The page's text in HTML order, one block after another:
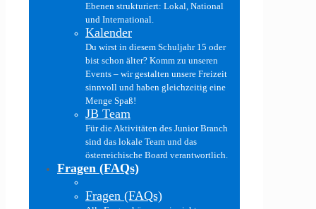
Ebenen strukturiert: Lokal, National
und International.
Kalender
Du wirst in diesem Schuljahr 15 oder
bist schon älter? Komm zu unseren
Events – wir gestalten unsere Freizeit
sinnvoll und haben gleichzeitig eine
Menge Spaß!
JB Team
Für die Aktivitäten des Junior Branch
sind das lokale Team und das
österreichische Board verantwortlich.
Fragen (FAQs)
Fragen (FAQs)